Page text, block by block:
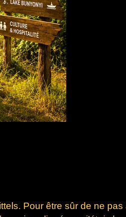
Pour être sûr de ne pas